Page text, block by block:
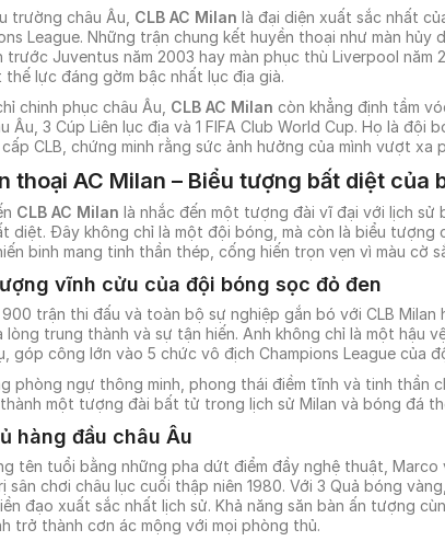
trường châu Âu, CLB AC Milan là đại diện xuất sắc nhất
League. Những trận chung kết huyền thoại như màn hủy
trước Juventus năm 2003 hay màn phục thù Liverpool năm
thế lực đáng gờm bậc nhất lục địa già.
chinh phục châu Âu, CLB AC Milan còn khẳng định tầm
Âu, 3 Cúp Liên lục địa và 1 FIFA Club World Cup. Họ là đội
CLB, chứng minh rằng sức ảnh hưởng của mình vượt xa
thoại AC Milan – Biểu tượng bất diệt của
CLB AC Milan là nhắc đến một tượng đài vĩ đại với lịch sử
diệt. Đây không chỉ là một đội bóng, mà còn là biểu tượng
binh mang tinh thần thép, cống hiến trọn vẹn vì màu cờ
vĩnh cửu của đội bóng sọc đỏ đen
trận thi đấu và toàn bộ sự nghiệp gắn bó với CLB Milan
lòng trung thành và sự tận hiến. Anh không chỉ là một hậu
góp công lớn vào 5 chức vô địch Champions League của
phòng ngự thông minh, phong thái điềm tĩnh và tinh thần
một tượng đài bất tử trong lịch sử Milan và bóng đá
hàng đầu châu Âu
tên tuổi bằng những pha dứt điểm đầy nghệ thuật, Marco
sân chơi châu lục cuối thập niên 1980. Với 3 Quả bóng
đạo xuất sắc nhất lịch sử. Khả năng săn bàn ấn tượng
trở thành cơn ác mộng với mọi phòng thủ.